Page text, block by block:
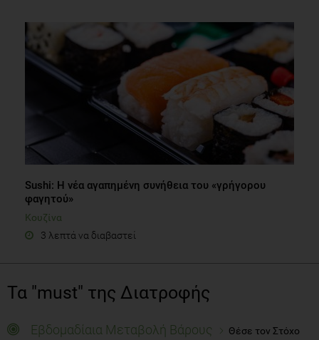
Sushi: Η νέα αγαπημένη συνήθεια του «γρήγορου
φαγητού»
Κουζίνα
3 λεπτά να διαβαστεί
Τα "must" της Διατροφής
Εβδομαδίαια Μεταβολή Βάρους Θέσε τον Στόχο